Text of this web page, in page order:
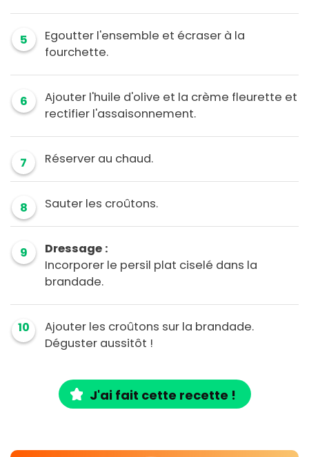
5
Egoutter l'ensemble et écraser à la
fourchette.
6
Ajouter l'huile d'olive et la crème fleurette et
rectifier l'assaisonnement.
7 Réserver au chaud.
8 Sauter les croûtons.
9
Dressage :
Incorporer le persil plat ciselé dans la
brandade.
10
Ajouter les croûtons sur la brandade.
Déguster aussitôt !
J'ai fait cette recette !